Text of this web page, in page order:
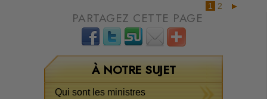
1 2
PARTAGEZ CETTE PAGE
À NOTRE SUJET
Qui sont les ministres